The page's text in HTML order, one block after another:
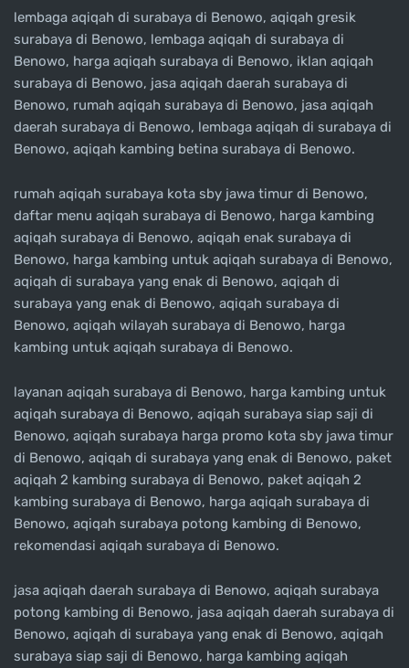
lembaga aqiqah di surabaya di Benowo, aqiqah gresik
surabaya di Benowo, lembaga aqiqah di surabaya di
Benowo, harga aqiqah surabaya di Benowo, iklan aqiqah
surabaya di Benowo, jasa aqiqah daerah surabaya di
Benowo, rumah aqiqah surabaya di Benowo, jasa aqiqah
daerah surabaya di Benowo, lembaga aqiqah di surabaya di
Benowo, aqiqah kambing betina surabaya di Benowo.
rumah aqiqah surabaya kota sby jawa timur di Benowo,
daftar menu aqiqah surabaya di Benowo, harga kambing
aqiqah surabaya di Benowo, aqiqah enak surabaya di
Benowo, harga kambing untuk aqiqah surabaya di Benowo,
aqiqah di surabaya yang enak di Benowo, aqiqah di
surabaya yang enak di Benowo, aqiqah surabaya di
Benowo, aqiqah wilayah surabaya di Benowo, harga
kambing untuk aqiqah surabaya di Benowo.
layanan aqiqah surabaya di Benowo, harga kambing untuk
aqiqah surabaya di Benowo, aqiqah surabaya siap saji di
Benowo, aqiqah surabaya harga promo kota sby jawa timur
di Benowo, aqiqah di surabaya yang enak di Benowo, paket
aqiqah 2 kambing surabaya di Benowo, paket aqiqah 2
kambing surabaya di Benowo, harga aqiqah surabaya di
Benowo, aqiqah surabaya potong kambing di Benowo,
rekomendasi aqiqah surabaya di Benowo.
jasa aqiqah daerah surabaya di Benowo, aqiqah surabaya
potong kambing di Benowo, jasa aqiqah daerah surabaya di
Benowo, aqiqah di surabaya yang enak di Benowo, aqiqah
surabaya siap saji di Benowo, harga kambing aqiqah